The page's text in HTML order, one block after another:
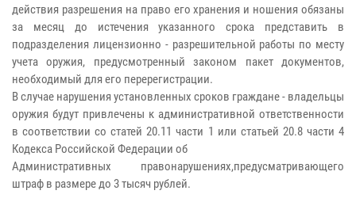
действия разрешения на право его хранения и ношения обязаны
за месяц до истечения указанного срока представить в
подразделения лицензионно - разрешительной работы по месту
учета оружия, предусмотренный законом пакет документов,
необходимый для его перерегистрации.
В случае нарушения установленных сроков граждане - владельцы
оружия будут привлечены к административной ответственности
в соответствии со статей 20.11 части 1 или статьей 20.8 части 4
Кодекса Российской Федерации об
Административных правонарушениях,предусматривающего
штраф в размере до 3 тысяч рублей.